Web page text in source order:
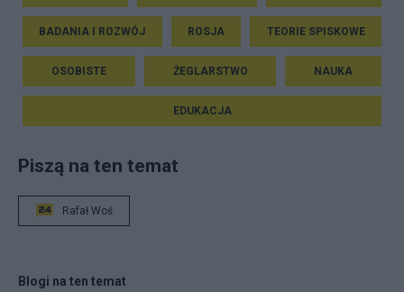
BADANIA I ROZWÓJ ROSJA TEORIE SPISKOWE
OSOBISTE ŻEGLARSTWO NAUKA
EDUKACJA
Piszą na ten temat
Rafał Woś
Blogi na ten temat